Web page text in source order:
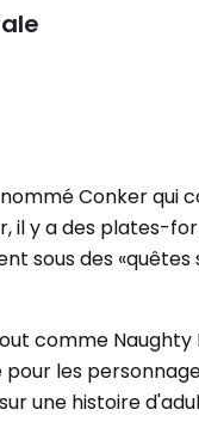
Conker qui
il y a des plates-
sous des
comme
les
une histoire